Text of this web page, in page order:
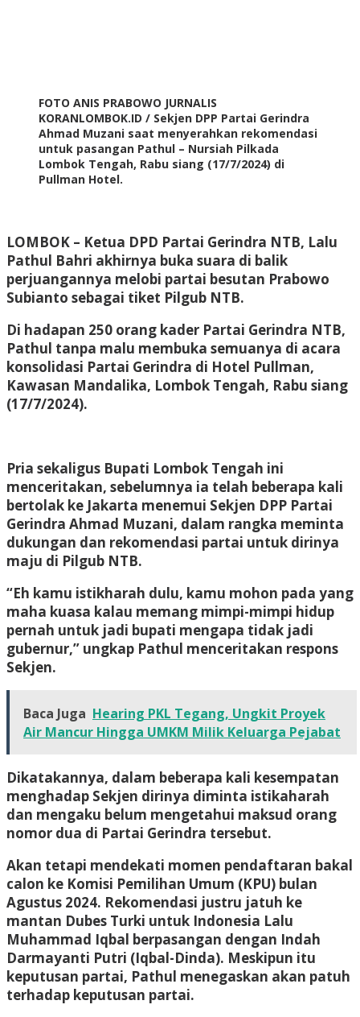
FOTO ANIS PRABOWO JURNALIS
KORANLOMBOK.ID / Sekjen DPP Partai Gerindra
Ahmad Muzani saat menyerahkan rekomendasi
untuk pasangan Pathul – Nursiah Pilkada
Lombok Tengah, Rabu siang (17/7/2024) di
Pullman Hotel.
LOMBOK – Ketua DPD Partai Gerindra NTB, Lalu
Pathul Bahri akhirnya buka suara di balik
perjuangannya melobi partai besutan Prabowo
Subianto sebagai tiket Pilgub NTB.
Di hadapan 250 orang kader Partai Gerindra NTB,
Pathul tanpa malu membuka semuanya di acara
konsolidasi Partai Gerindra di Hotel Pullman,
Kawasan Mandalika, Lombok Tengah, Rabu siang
(17/7/2024).
Pria sekaligus Bupati Lombok Tengah ini
menceritakan, sebelumnya ia telah beberapa kali
bertolak ke Jakarta menemui Sekjen DPP Partai
Gerindra Ahmad Muzani, dalam rangka meminta
dukungan dan rekomendasi partai untuk dirinya
maju di Pilgub NTB.
“Eh kamu istikharah dulu, kamu mohon pada yang
maha kuasa kalau memang mimpi-mimpi hidup
pernah untuk jadi bupati mengapa tidak jadi
gubernur,” ungkap Pathul menceritakan respons
Sekjen.
Baca Juga Hearing PKL Tegang, Ungkit Proyek
Air Mancur Hingga UMKM Milik Keluarga Pejabat
Dikatakannya, dalam beberapa kali kesempatan
menghadap Sekjen dirinya diminta istikaharah
dan mengaku belum mengetahui maksud orang
nomor dua di Partai Gerindra tersebut.
Akan tetapi mendekati momen pendaftaran bakal
calon ke Komisi Pemilihan Umum (KPU) bulan
Agustus 2024. Rekomendasi justru jatuh ke
mantan Dubes Turki untuk Indonesia Lalu
Muhammad Iqbal berpasangan dengan Indah
Darmayanti Putri (Iqbal-Dinda). Meskipun itu
keputusan partai, Pathul menegaskan akan patuh
terhadap keputusan partai.